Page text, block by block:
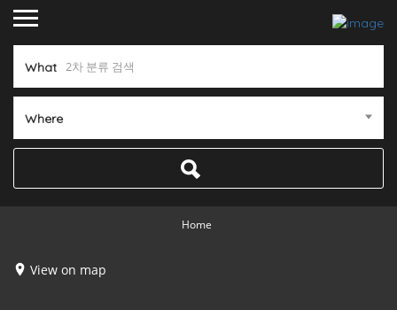
What
Where
Home
View on map